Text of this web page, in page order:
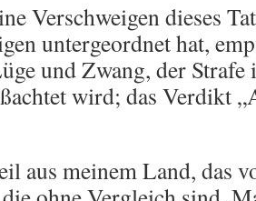
Verschweigen dieses
untergeordnet hat,
und Zwang, der
wird; das Verdikt
aus meinem Land, das